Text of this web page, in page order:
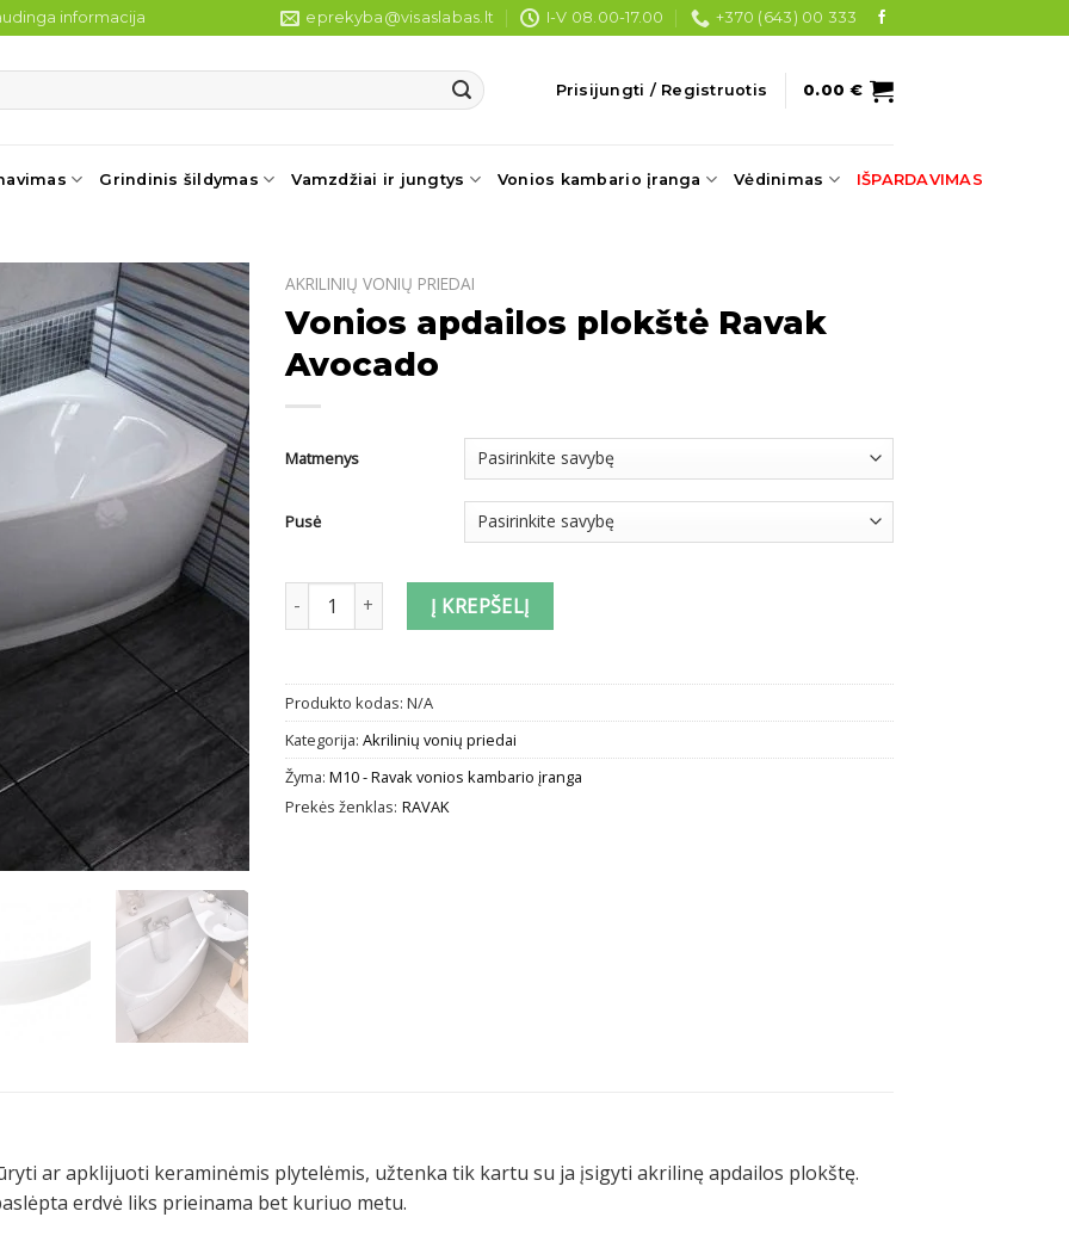
informacija eprekyba@visaslabas.lt I-V 08.00-17.00 +370 (643) 00 333
Prisijungti / Registruotis 0.00€
Grindinis šildymas Vamzdžiai ir jungtys Vonios kambario įranga Vėdinimas IŠPARDAVIMAS
AKRILINIŲ VONIŲ PRIEDAI
Vonios apdailos plokštė Ravak
Avocado
Matmenys
Pusė
produkto kiekis: Vonios apdailos plokštė Ravak Avocado
Į KREPŠELĮ
Produkto kodas: N/A
Kategorija: Akrilinių vonių priedai
Žyma: M10 - Ravak vonios kambario įranga
Prekės ženklas: RAVAK
ar apklijuoti keraminėmis plytelėmis, užtenka tik kartu su ja įsigyti akrilinę apdailos plokštę.
erdvė liks prieinama bet kuriuo metu.